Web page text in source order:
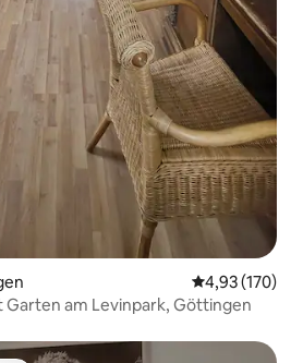
4,93 de uma
4,93 (170)
Garten am Levinpark, Göttingen